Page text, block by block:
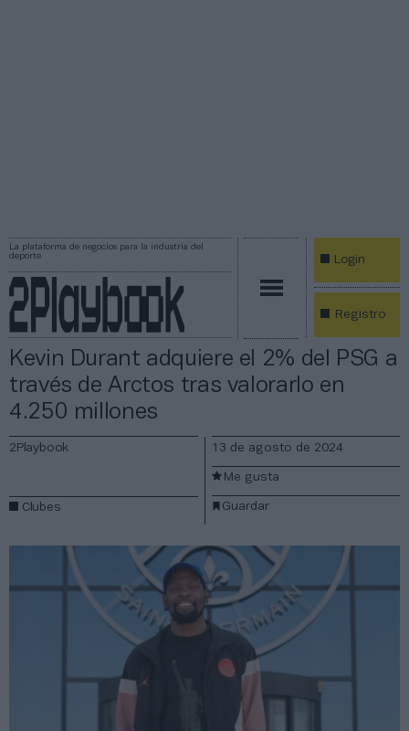
La plataforma de negocios para la industria del
deporte
Login
Registro
Kevin Durant adquiere el 2% del PSG a
través de Arctos tras valorarlo en
4.250 millones
2Playbook
Clubes
13 de agosto de 2024
Guardar
Me gusta